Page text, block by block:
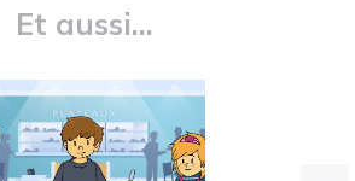
Et aussi...